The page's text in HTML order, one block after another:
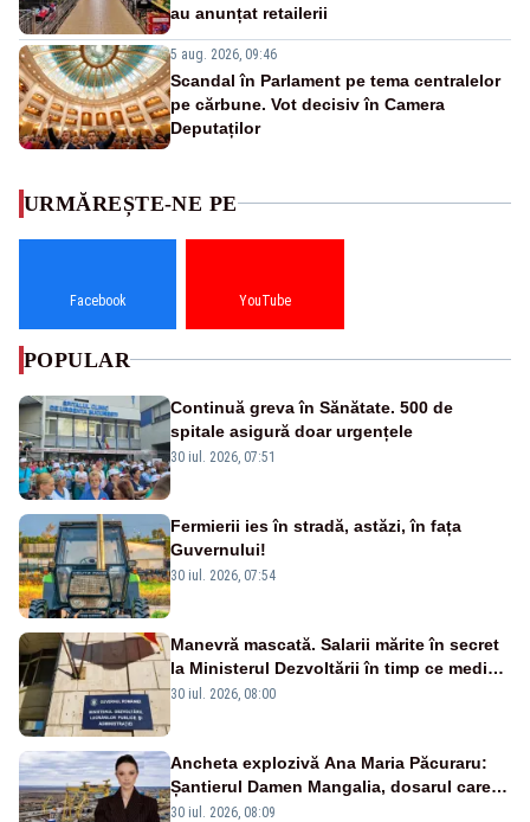
au anunțat retailerii
5 aug. 2026, 09:46
Scandal în Parlament pe tema centralelor
pe cărbune. Vot decisiv în Camera
Deputaților
URMĂREȘTE-NE PE
Facebook YouTube
POPULAR
Continuă greva în Sănătate. 500 de
spitale asigură doar urgențele
30 iul. 2026, 07:51
Fermierii ies în stradă, astăzi, în fața
Guvernului!
30 iul. 2026, 07:54
Manevră mascată. Salarii mărite în secret
la Ministerul Dezvoltării în timp ce medicii
ies în stradă
30 iul. 2026, 08:00
Ancheta explozivă Ana Maria Păcuraru:
Șantierul Damen Mangalia, dosarul care
scufundă apărarea României
30 iul. 2026, 08:09